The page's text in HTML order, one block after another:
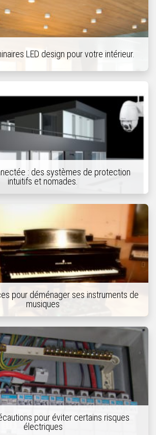
LED design pour votre intérieur.
: des systèmes de protection
intuitifs et nomades.
pour déménager ses instruments de
musiques
pour éviter certains risques
électriques